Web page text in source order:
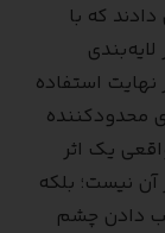
که با
استفاده
محدودکننده
یک اثر
آن نیست؛ بلکه
دادن چشم